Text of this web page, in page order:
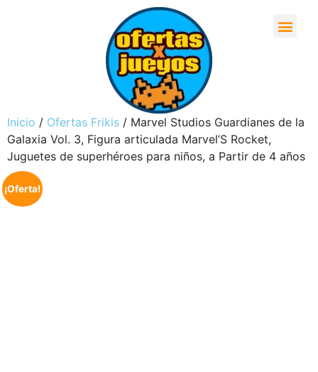
Inicio / Ofertas Frikis / Marvel Studios Guardianes de la
Galaxia Vol. 3, Figura articulada Marvel’S Rocket,
Juguetes de superhéroes para niños, a Partir de 4 años
¡Oferta!